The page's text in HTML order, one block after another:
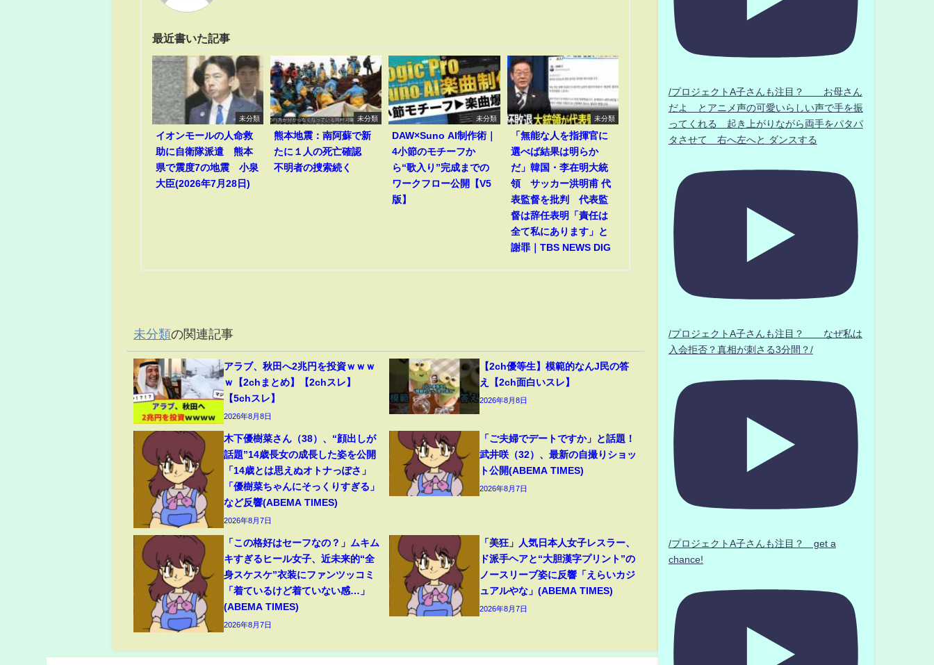
最近書いた記事
未分類
イオンモールの人命救
助に自衛隊派遣 熊本
県で震度7の地震 小泉
大臣(2026年7月28日)
未分類
熊本地震：南阿蘇で新
たに１人の死亡確認
不明者の捜索続く
未分類
DAW×Suno AI制作術｜
4小節のモチーフか
ら“歌入り”完成までの
ワークフロー公開【V5
版】
未分類
「無能な人を指揮官に
選べば結果は明らか
だ」韓国・李在明大統
領 サッカー洪明甫 代
表監督を批判 代表監
督は辞任表明「責任は
全て私にあります」と
謝罪｜TBS NEWS DIG
未分類の関連記事
アラブ、秋田へ2兆円を投資ｗｗｗ
ｗ【2chまとめ】【2chスレ】
【5chスレ】
2026年8月8日
【2ch優等生】模範的なんJ民の答
え【2ch面白いスレ】
2026年8月8日
木下優樹菜さん（38）、“顔出しが
話題”14歳長女の成長した姿を公開
「14歳とは思えぬオトナっぽさ」
「優樹菜ちゃんにそっくりすぎる」
など反響(ABEMA TIMES)
2026年8月7日
「ご夫婦でデートですか」と話題！
武井咲（32）、最新の自撮りショッ
ト公開(ABEMA TIMES)
2026年8月7日
「この格好はセーフなの？」ムキム
キすぎるヒール女子、近未来的“全
身スケスケ”衣装にファンツッコミ
「着ているけど着ていない感…」
(ABEMA TIMES)
2026年8月7日
「美狂」人気日本人女子レスラー、
ド派手ヘアと“大胆漢字プリント”の
ノースリーブ姿に反響「えらいカジ
ュアルやな」(ABEMA TIMES)
2026年8月7日
/プロジェクトA子さんも注目？ お母さん
だよ とアニメ声の可愛いらしい声で手を振
ってくれる 起き上がりながら両手をパタパ
タさせて 右へ左へと ダンスする
/プロジェクトA子さんも注目？ なぜ私は
入会拒否？真相が刺さる3分間？/
/プロジェクトA子さんも注目？ get a
chance!